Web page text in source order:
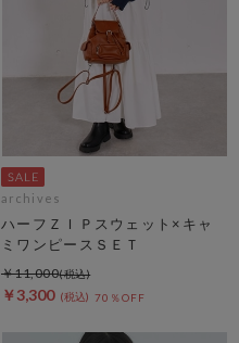
archives
ハーフＺＩＰスウェット×キャ
ミワンピースＳＥＴ
￥3,300 70％OFF
￥11,000